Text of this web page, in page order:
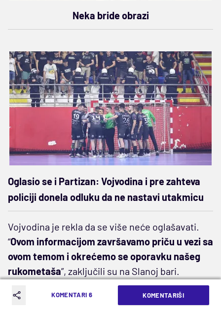
Neka bride obrazi
Oglasio se i Partizan: Vojvodina i pre zahteva
policiji donela odluku da ne nastavi utakmicu
Vojvodina je rekla da se više neće oglašavati.
“Ovom informacijom završavamo priču u vezi sa
ovom temom i okrećemo se oporavku našeg
rukometaša”, zaključili su na Slanoj bari.
Partizan je zahtevao od ARKUS lige i RSS da se
finalna serija reši na tarenu.Zvanično, crno-
KOMENTARI 6 KOMENTARIŠI